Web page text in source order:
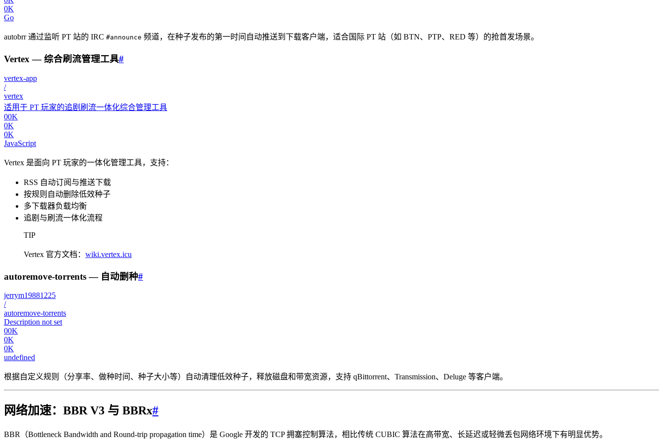
0K
Go
autobrr 通过监听 PT 站的 IRC #announce 频道，在种子发布的第一时间自动推送到下载客户端，适合国际 PT 站（如 BTN、PTP、RED 等）的抢首发场景。
Vertex — 综合刷流管理工具#
vertex-app
/
vertex
适用于 PT 玩家的追剧刷流一体化综合管理工具
00K
0K
0K
JavaScript
Vertex 是面向 PT 玩家的一体化管理工具，支持：
RSS 自动订阅与推送下载
按规则自动删除低效种子
多下载器负载均衡
追剧与刷流一体化流程
TIP
Vertex 官方文档： wiki.vertex.icu
autoremove-torrents — 自动删种#
jerrym19881225
/
autoremove-torrents
Description not set
00K
0K
0K
undefined
根据自定义规则（分享率、做种时间、种子大小等）自动清理低效种子，释放磁盘和带宽资源，支持 qBittorrent、Transmission、Deluge 等客户端。
网络加速：BBR V3 与 BBRx#
BBR（Bottleneck Bandwidth and Round-trip propagation time）是 Google 开发的 TCP 拥塞控制算法，相比传统 CUBIC 算法在高带宽、长延迟或轻微丢包网络环境下有明显优势。